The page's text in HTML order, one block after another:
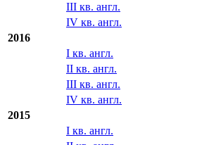
III кв. англ.
IV кв. англ.
2016
I кв. англ.
II кв. англ.
III кв. англ.
IV кв. англ.
2015
I кв. англ.